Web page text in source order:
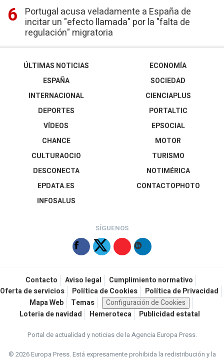
Portugal acusa veladamente a España de
incitar un "efecto llamada" por la "falta de
regulación" migratoria
ÚLTIMAS NOTICIAS
ESPAÑA
INTERNACIONAL
DEPORTES
VÍDEOS
ECONOMÍA
SOCIEDAD
CIENCIAPLUS
PORTALTIC
EPSOCIAL
CHANCE
CULTURAOCIO
DESCONECTA
EPDATA.ES
INFOSALUS
MOTOR
TURISMO
NOTIMÉRICA
CONTACTOPHOTO
SÍGUENOS
Contacto Aviso legal
Cumplimiento normativo
Oferta de servicios
Política de Cookies
Política de Privacidad
Mapa Web
Temas
Configuración de Cookies
Loteria de navidad
Hemeroteca Publicidad estatal
Portal de actualidad y noticias de la Agencia Europa Press.
© 2026 Europa Press.Está expresamente prohibida la redistribución y la